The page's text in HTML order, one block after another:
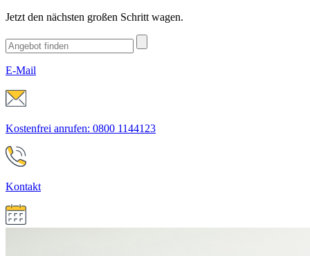
Jetzt den nächsten großen Schritt wagen.
E-Mail
Kostenfrei anrufen: 0800 1144123
Kontakt